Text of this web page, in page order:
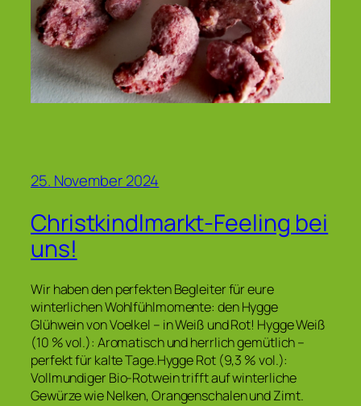
25. November 2024
Christkindlmarkt-Feeling bei
uns!
Wir haben den perfekten Begleiter für eure
winterlichen Wohlfühlmomente: den Hygge
Glühwein von Voelkel – in Weiß und Rot! Hygge Weiß
(10 % vol.): Aromatisch und herrlich gemütlich –
perfekt für kalte Tage.Hygge Rot (9,3 % vol.):
Vollmundiger Bio-Rotwein trifft auf winterliche
Gewürze wie Nelken, Orangenschalen und Zimt.